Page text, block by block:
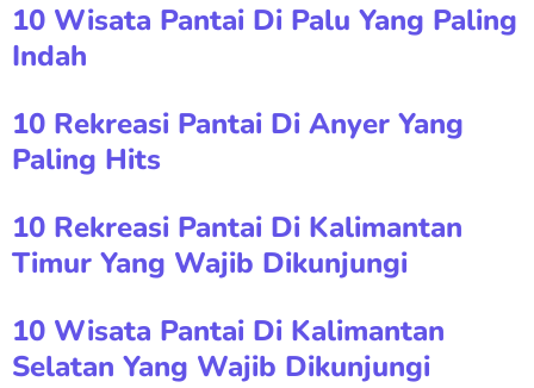
10 Wisata Pantai Di Palu Yang Paling
Indah
10 Rekreasi Pantai Di Anyer Yang
Paling Hits
10 Rekreasi Pantai Di Kalimantan
Timur Yang Wajib Dikunjungi
10 Wisata Pantai Di Kalimantan
Selatan Yang Wajib Dikunjungi